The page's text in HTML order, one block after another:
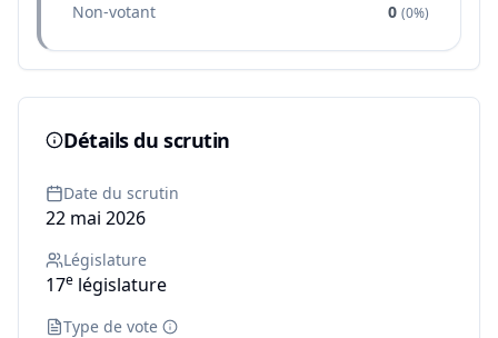
Non-votant 0 (0%)
Détails du scrutin
Date du scrutin
22 mai 2026
Législature
17e législature
Type de vote